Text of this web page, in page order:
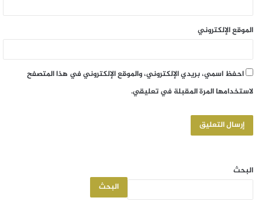
الموقع الإلكتروني
احفظ اسمي، بريدي الإلكتروني، والموقع الإلكتروني في هذا المتصفح
لاستخدامها المرة المقبلة في تعليقي.
البحث
البحث